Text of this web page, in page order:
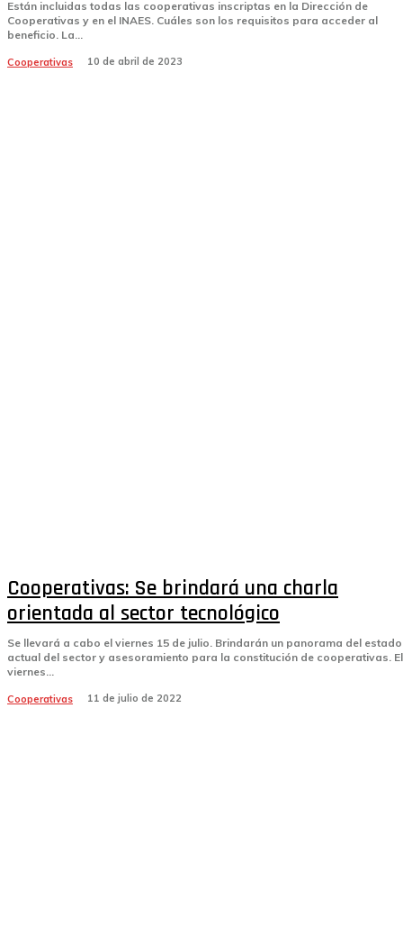
Están incluidas todas las cooperativas inscriptas en la Dirección de
Cooperativas y en el INAES. Cuáles son los requisitos para acceder al
beneficio. La...
Cooperativas 10 de abril de 2023
Cooperativas: Se brindará una charla
orientada al sector tecnológico
Se llevará a cabo el viernes 15 de julio. Brindarán un panorama del estado
actual del sector y asesoramiento para la constitución de cooperativas. El
viernes...
Cooperativas 11 de julio de 2022